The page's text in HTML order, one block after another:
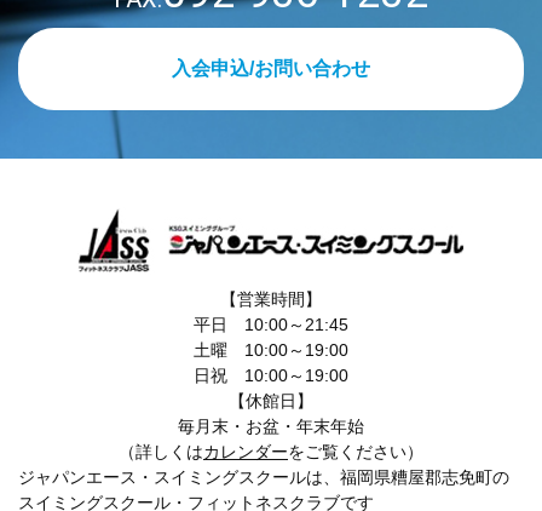
入会申込/お問い合わせ
【営業時間】
平日 10:00～21:45
土曜 10:00～19:00
日祝 10:00～19:00
【休館日】
毎月末・お盆・年末年始
（詳しくはカレンダーをご覧ください）
ジャパンエース・スイミングスクールは、福岡県糟屋郡志免町の
スイミングスクール・フィットネスクラブです